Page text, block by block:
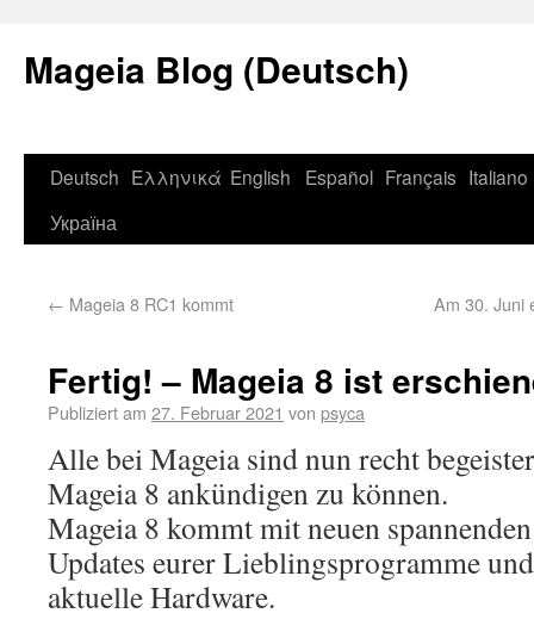
Mageia Blog (Deutsch)
Deutsch Ελληνικά English Español Français Italiano
Україна
← Mageia 8 RC1 kommt Am 30. Juni
Fertig! – Mageia 8 ist
Publiziert am 27. Februar 2021 von psyca
Alle bei Mageia sind nun recht
Mageia 8 ankündigen zu können.
Mageia 8 kommt mit neuen
Updates eurer Lieblingsprogramme
aktuelle Hardware.